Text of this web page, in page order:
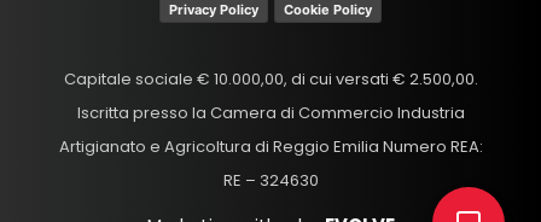
Privacy Policy Cookie Policy
Capitale sociale € 10.000,00, di cui versati € 2.500,00.
Iscritta presso la Camera di Commercio Industria
Artigianato e Agricoltura di Reggio Emilia Numero REA:
RE – 324630